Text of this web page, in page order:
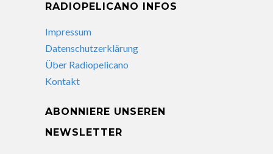
RADIOPELICANO INFOS
Impressum
Datenschutzerklärung
Über Radiopelicano
Kontakt
ABONNIERE UNSEREN
NEWSLETTER